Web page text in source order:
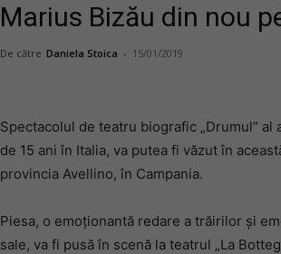
Marius Bizău din nou
De către Daniela Stoica - 15/01/2019
Spectacolul de teatru biografic „Drumul”
de 15 ani în Italia, va putea fi văzut în
provincia Avellino, în Campania.
Piesa, o emoționantă redare a trăirilor și
sale, va fi pusă în scenă la teatrul „La